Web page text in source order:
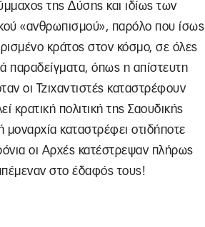
της Δύσης και ιδίως των
«ανθρωπισμού», παρόλο που ίσως
κράτος στον κόσμο, σε όλες
παραδείγματα, όπως η απίστευτη
οι Τζιχαντιστές καταστρέφουν
κρατική πολιτική της Σαουδικής
καταστρέφει οτιδήποτε
οι Αρχές κατέστρεψαν πλήρως
στο έδαφός τους!